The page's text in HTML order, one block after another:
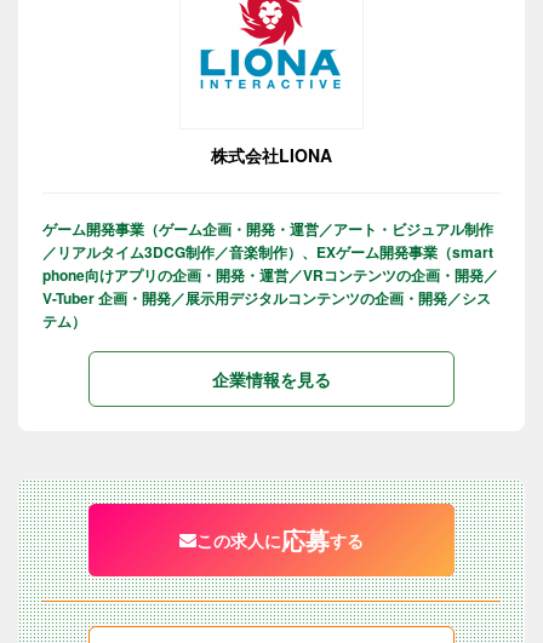
株式会社LIONA
ゲーム開発事業（ゲーム企画・開発・運営／アート・ビジュアル制作
／リアルタイム3DCG制作／音楽制作）、EXゲーム開発事業（smart
phone向けアプリの企画・開発・運営／VRコンテンツの企画・開発／
V-Tuber 企画・開発／展示用デジタルコンテンツの企画・開発／シス
テム）
企業情報を見る
この求人に応募する